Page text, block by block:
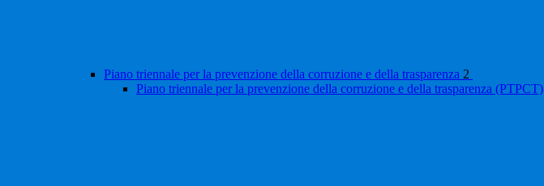
Piano triennale per la prevenzione della corruzione e della trasparenza 2
Piano triennale per la prevenzione della corruzione e della trasparenza (PTPCT)